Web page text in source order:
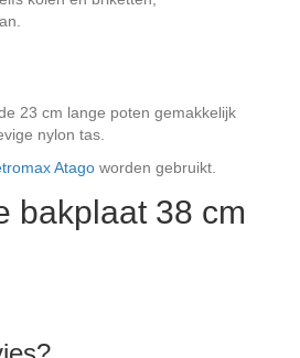
23 cm lange poten gemakkelijk
nylon tas.
Atago worden gebruikt.
bakplaat 38 cm